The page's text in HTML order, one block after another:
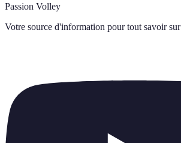
Passion Volley
Votre source d'information pour tout savoir sur